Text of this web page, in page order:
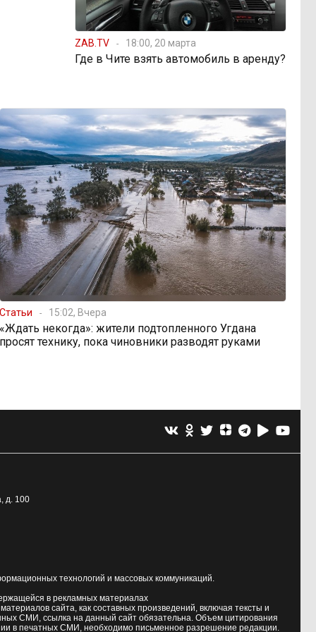
ZAB.TV 18:00, 20 марта
Где в Чите взять автомобиль в аренду?
Статьи 15:02, Вчера
«Ждать некогда»: жители подтопленного Угдана
просят технику, пока чиновники разводят руками
д. 100
технологий и массовых коммуникаций.
в рекламных материалах
сайта, как составных произведений, включая тексты и
СМИ, ссылка на данный сайт обязательна. Объем цитирования
в печатных СМИ, необходимо письменное разрешение редакции.